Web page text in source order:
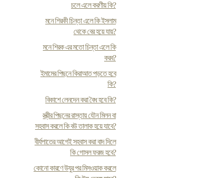
চলে এলে করণীয় কি?
মনে শিরকী চিন্তা এলে কি ইসলাম
থেকে বের হয়ে যায়?
মনে শিরক এর মতো চিন্তা এলে কি
করব?
ইমামের পিছনে কিরাআত পড়তে হবে
কি?
বিকাশে লেনদেন করা বৈধ হবে কি?
স্ত্রীর পিছনের রাস্তায় যৌন মিলন বা
সহবাস করলে কি বউ তালাক হয়ে যাবে?
বীর্যপাতের আগেই সহবাস করা বাদ দিলে
কি গোসল ফরজ হবে?
কোনো কারণে উযুর পর মিসওয়াক করলে